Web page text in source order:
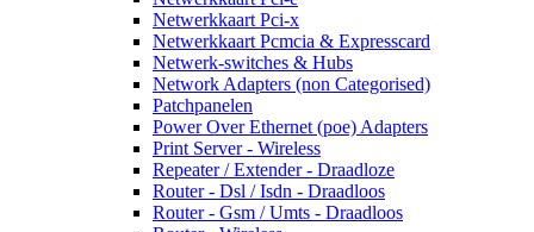
Netwerkkaart Pci-x
Netwerkkaart Pcmcia & Expresscard
Netwerk-switches & Hubs
Network Adapters (non Categorised)
Patchpanelen
Power Over Ethernet (poe) Adapters
Print Server - Wireless
Repeater / Extender - Draadloze
Router - Dsl / Isdn - Draadloos
Router - Gsm / Umts - Draadloos